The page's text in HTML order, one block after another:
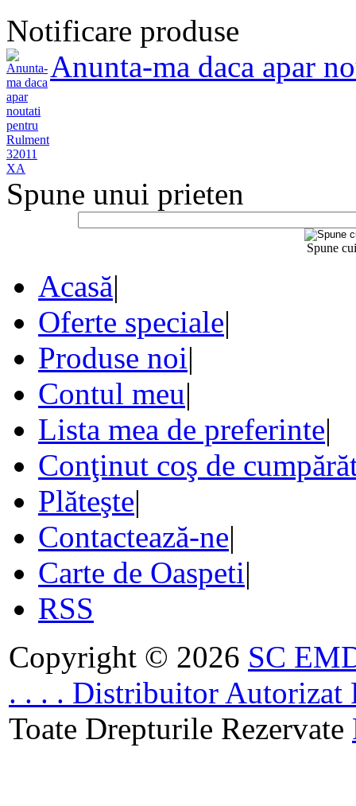
Notificare produse
Anunta-ma daca apar
Spune unui prieten
Spune
Acasă|
Oferte speciale|
Produse noi|
Contul meu|
Lista mea de preferinte|
Conţinut coş de
Plăteşte|
Contactează-ne|
Carte de Oaspeti|
RSS
Copyright © 2026 SC
. . . . Distribuitor Autorizat
Toate Drepturile Rezervate